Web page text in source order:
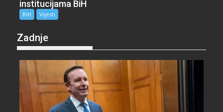
institucijama BiH
BiH Vijesti
Zadnje